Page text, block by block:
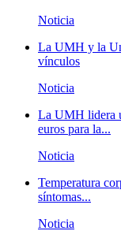
Noticia
La UMH y la
vínculos
Noticia
La UMH lidera
euros para la...
Noticia
Temperatura
síntomas...
Noticia